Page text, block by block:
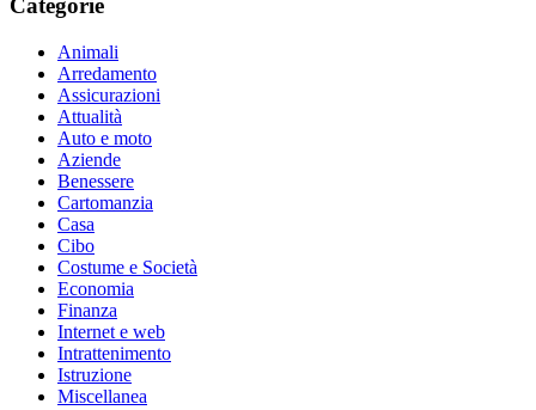
Categorie
Animali
Arredamento
Assicurazioni
Attualità
Auto e moto
Aziende
Benessere
Cartomanzia
Casa
Cibo
Costume e Società
Economia
Finanza
Internet e web
Intrattenimento
Istruzione
Miscellanea